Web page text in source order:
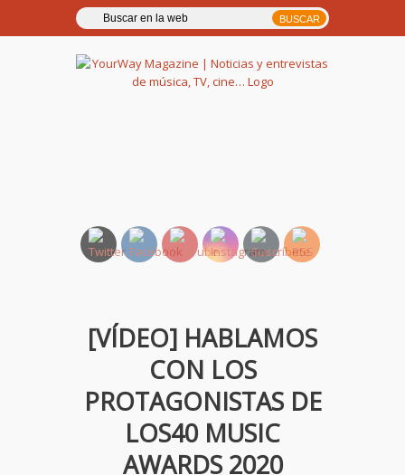
[VÍDEO] HABLAMOS
CON LOS
PROTAGONISTAS DE
LOS40 MUSIC
AWARDS 2020